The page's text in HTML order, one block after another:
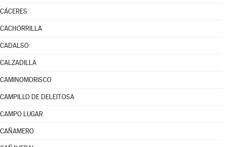
CÁCERES
CACHORRILLA
CADALSO
CALZADILLA
CAMINOMORISCO
CAMPILLO DE DELEITOSA
CAMPO LUGAR
CAÑAMERO